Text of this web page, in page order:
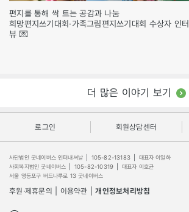
편지를 통해 싹 트는 공감과 나눔
희망편지쓰기대회·가족그림편지쓰기대회 수상자 인터
뷰 💌
더 많은 이야기 보기
로그인 회원상담센터
사단법인 굿네이버스 인터내셔날 105-82-13183
대표자 이일하
사회복지법인 굿네이버스
105-82-10319
대표자 이호균
서울 영등포구 버드나루로 13 굿네이버스
후원·제휴문의 이용약관 개인정보처리방침